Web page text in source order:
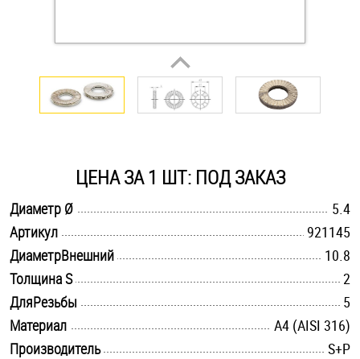
Оснастка и аксессуары для яхт
Стопорные кольца
Такелаж
Хомуты
Шайбы
ЦЕНА ЗА 1 ШТ: ПОД ЗАКАЗ
Диаметр Ø
5.4
Артикул
921145
ДиаметрВнешний
10.8
Толщина S
2
ДляРезьбы
5
Материал
A4 (AISI 316)
Производитель
S+P